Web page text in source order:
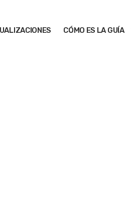
CÓMO ES LA GUÍA